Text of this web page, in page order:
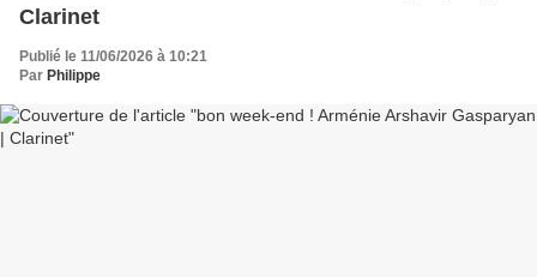
Clarinet
Publié le 11/06/2026 à 10:21
Par Philippe